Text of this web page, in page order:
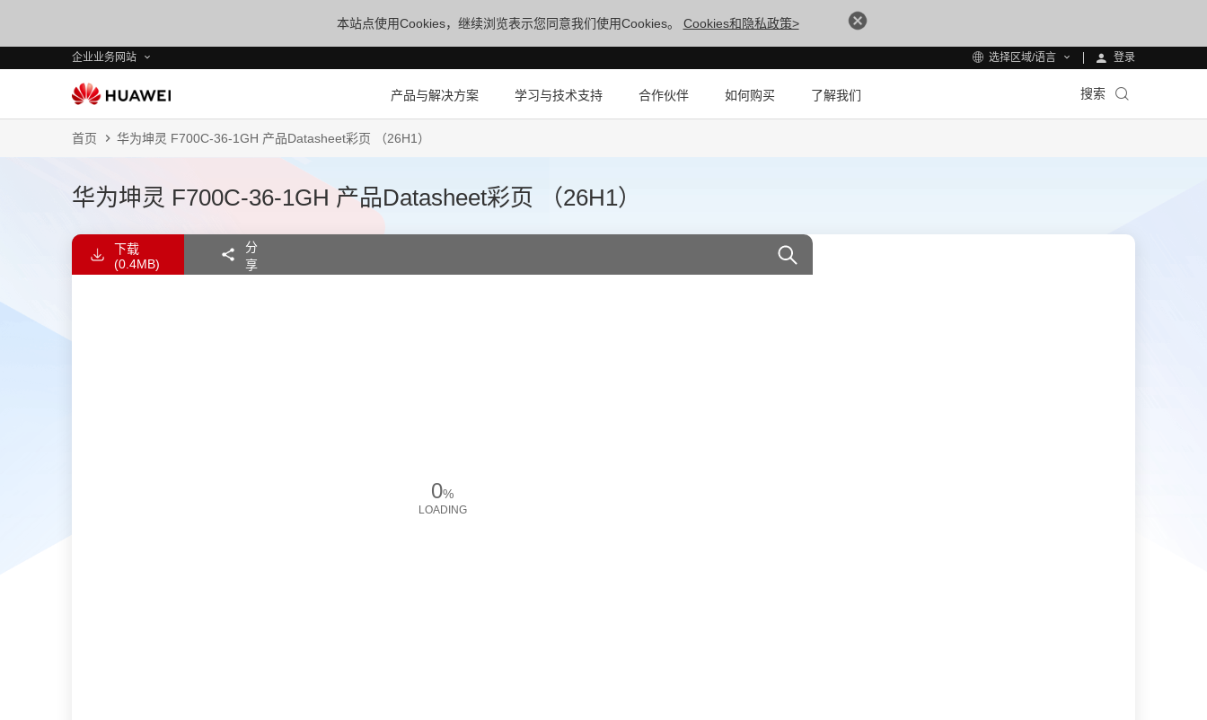
本站点使用Cookies，继续浏览表示您同意我们使用Cookies。 Cookies和隐私政策>
企业业务网站 选择区域/语言 登录
产品与解决方案 学习与技术支持 合作伙伴 如何购买 了解我们 搜索
首页 华为坤灵 F700C-36-1GH 产品Datasheet彩页 （26H1）
华为坤灵 F700C-36-1GH 产品Datasheet彩页 （26H1）
下载
(0.4MB)
分
享
0%
LOADING